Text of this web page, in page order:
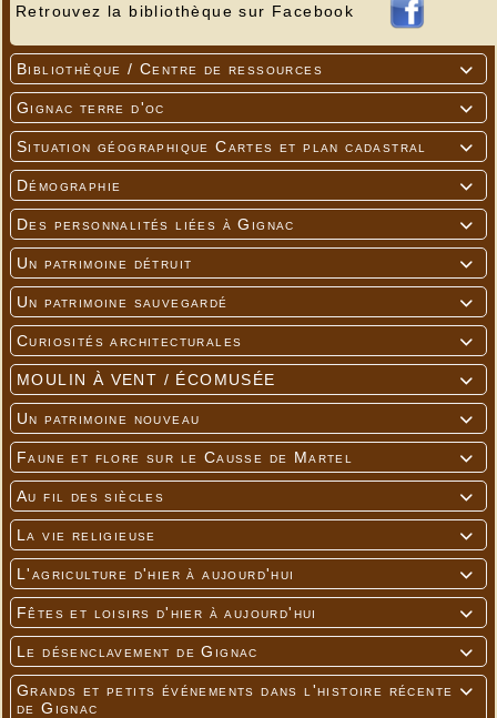
Retrouvez la bibliothèque sur Facebook

Bibliothèque / Centre de ressources

Gignac terre d'oc

Situation géographique Cartes et plan cadastral

Démographie

Des personnalités liées à Gignac

Un patrimoine détruit

Un patrimoine sauvegardé

Curiosités architecturales

MOULIN À VENT / ÉCOMUSÉE

Un patrimoine nouveau

Faune et flore sur le Causse de Martel

Au fil des siècles

La vie religieuse

L'agriculture d'hier à aujourd'hui

Fêtes et loisirs d'hier à aujourd'hui

Le désenclavement de Gignac

Grands et petits événements dans l'histoire récente
de Gignac